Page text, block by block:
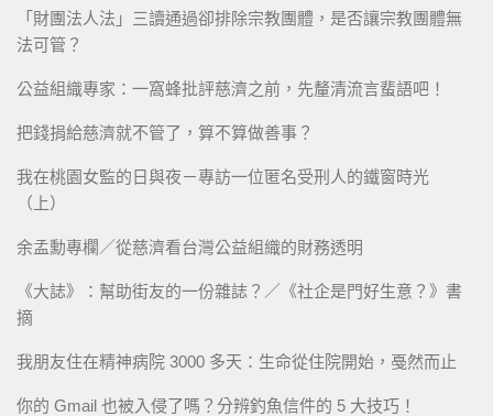
「財團法人法」三讀通過卻排除宗教團體，是否讓宗教團體無
法可管？
公益組織專家：一窩蜂批評慈濟之前，先釐清流言蜚語吧！
把錢捐給慈濟就不管了，算不算做善事？
我在桃園女監的日與夜－專訪一位匿名受刑人的鐵窗時光
（上）
余孟勳專欄／從慈濟看台灣公益組織的財務透明
《大誌》：幫助街友的一份雜誌？／《社企是門好生意？》書
摘
我朋友住在精神病院 3000 多天：生命從住院開始，戞然而止
你的 Gmail 也被入侵了嗎？分辨釣魚信件的 5 大技巧！